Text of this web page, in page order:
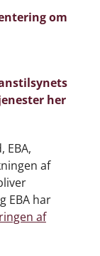
om
her
EBA,
af
EBA har
af